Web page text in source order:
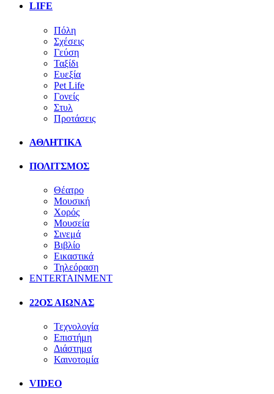
LIFE
Πόλη
Σχέσεις
Γεύση
Ταξίδι
Ευεξία
Pet Life
Γονείς
Στυλ
Προτάσεις
ΑΘΛΗΤΙΚΑ
ΠΟΛΙΤΣΜΟΣ
Θέατρο
Μουσική
Χορός
Μουσεία
Σινεμά
Βιβλίο
Εικαστικά
Τηλεόραση
ENTERTAINMENT
22ΟΣ ΑΙΩΝΑΣ
Τεχνολογία
Επιστήμη
Διάστημα
Καινοτομία
VIDEO